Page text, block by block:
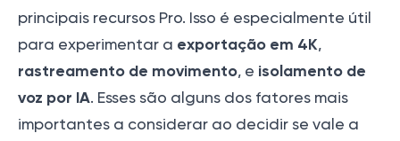
principais recursos Pro. Isso é especialmente útil
para experimentar a exportação em 4K,
rastreamento de movimento, e isolamento de
voz por IA. Esses são alguns dos fatores mais
importantes a considerar ao decidir se vale a